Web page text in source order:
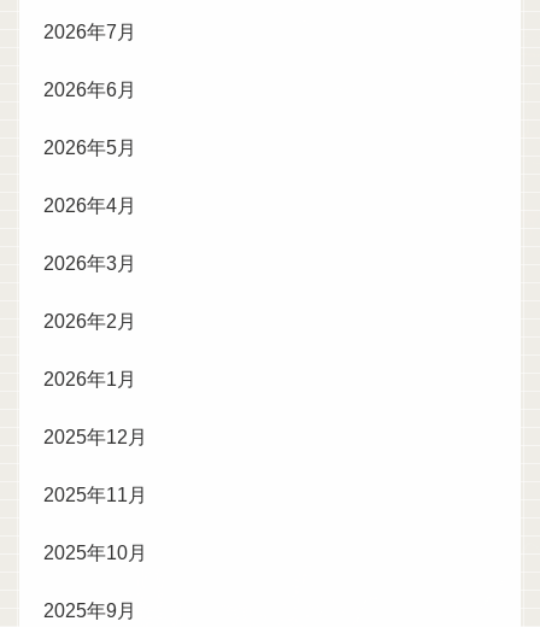
2026年7月
2026年6月
2026年5月
2026年4月
2026年3月
2026年2月
2026年1月
2025年12月
2025年11月
2025年10月
2025年9月